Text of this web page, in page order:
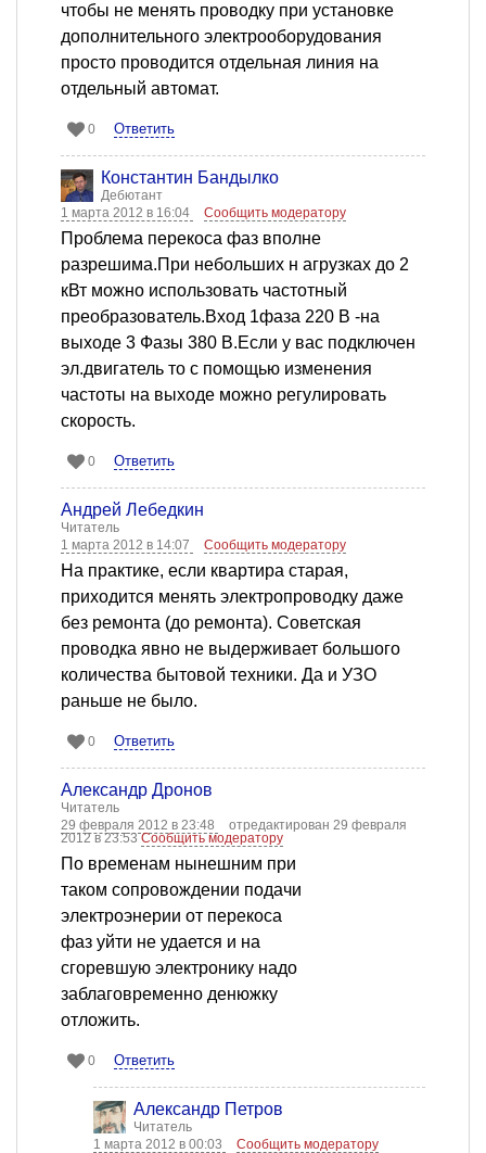
чтобы не менять проводку при установке
дополнительного электрооборудования
просто проводится отдельная линия на
отдельный автомат.
0 Ответить
Константин Бандылко
Дебютант
1 марта 2012 в 16:04
Сообщить модератору
Проблема перекоса фаз вполне
разрешима.При небольших н агрузках до 2
кВт можно использовать частотный
преобразователь.Вход 1фаза 220 В -на
выходе 3 Фазы 380 В.Если у вас подключен
эл.двигатель то с помощью изменения
частоты на выходе можно регулировать
скорость.
0 Ответить
Андрей Лебедкин
Читатель
1 марта 2012 в 14:07
Сообщить модератору
На практике, если квартира старая,
приходится менять электропроводку даже
без ремонта (до ремонта). Советская
проводка явно не выдерживает большого
количества бытовой техники. Да и УЗО
раньше не было.
0 Ответить
Александр Дронов
Читатель
29 февраля 2012 в 23:48
отредактирован 29 февраля
2012 в 23:53Сообщить модератору
По временам нынешним при
таком сопровождении подачи
электроэнерии от перекоса
фаз уйти не удается и на
сгоревшую электронику надо
заблаговременно денюжку
отложить.
0 Ответить
Александр Петров
Читатель
1 марта 2012 в 00:03
Сообщить модератору